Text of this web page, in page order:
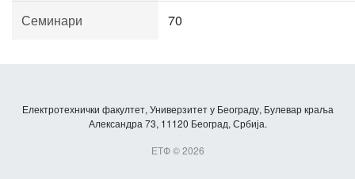
Семинари 70
Електротехнички факултет, Универзитет у Београду, Булевар краља
Александра 73, 11120 Београд, Србија.
ЕТФ © 2026